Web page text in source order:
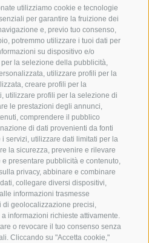
utilizziamo cookie e tecnologie
per garantire la fruizione dei
e, previo tuo consenso,
potremmo utilizzare i tuoi dati per
su dispositivo e/o
la selezione della pubblicità,
utilizzare profili per la
creare profili per la
utilizzare profili per la selezione di
le prestazioni degli annunci,
comprendere il pubblico
di dati provenienti da fonti
servizi, utilizzare dati limitati per la
la sicurezza, prevenire e rilevare
presentare pubblicità e contenuto,
privacy, abbinare e combinare
collegare diversi dispositivi,
informazioni trasmesse
di geolocalizzazione precisi,
informazioni richieste attivamente.
o revocare il tuo consenso senza
Cliccando su "Accetta cookie,"